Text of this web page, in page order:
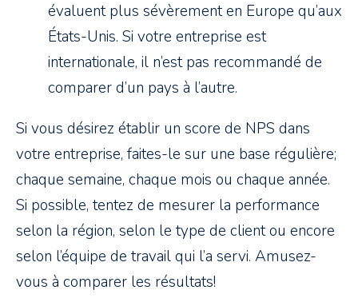
évaluent plus sévèrement en Europe qu’aux
États-Unis. Si votre entreprise est
internationale, il n’est pas recommandé de
comparer d’un pays à l’autre.
Si vous désirez établir un score de NPS dans
votre entreprise, faites-le sur une base régulière;
chaque semaine, chaque mois ou chaque année.
Si possible, tentez de mesurer la performance
selon la région, selon le type de client ou encore
selon l’équipe de travail qui l’a servi. Amusez-
vous à comparer les résultats!